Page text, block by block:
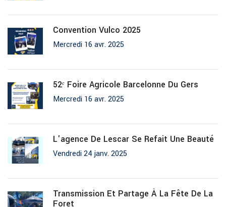
Convention Vulco 2025
Mercredi 16 avr. 2025
52ᵉ Foire Agricole Barcelonne Du Gers
Mercredi 16 avr. 2025
L'agence De Lescar Se Refait Une Beauté
Vendredi 24 janv. 2025
Transmission Et Partage À La Fête De La
Foret